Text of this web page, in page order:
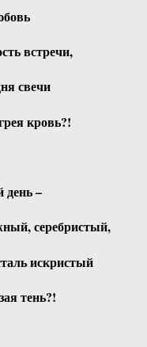
встречи,
свечи
кровь?!
день –
серебристый,
искристый
тень?!